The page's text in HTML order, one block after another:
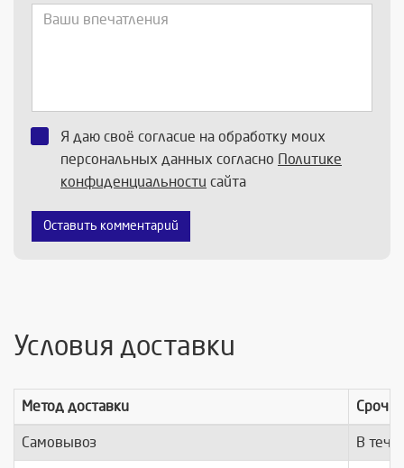
Я даю своё согласие на обработку моих
персональных данных согласно Политике
конфиденциальности сайта
Оставить комментарий
Условия доставки
Метод доставки
Самовывоз В